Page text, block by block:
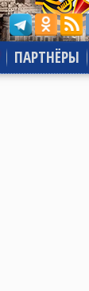
ПАРТНЁРЫ